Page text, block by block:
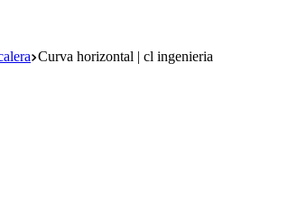
Curva horizontal | cl ingenieria